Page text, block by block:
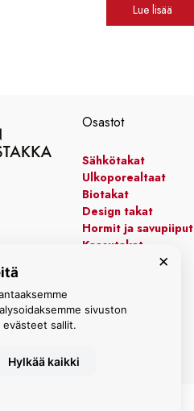
Lue lisää
Osastot
Sähkötakat
Ulkoporealtaat
Biotakat
Design takat
Hormit ja savupiiput
Kaasutakat
Kiertoilmatakat
×
sivuston
evästeet sallit.
Hylkää kaikki